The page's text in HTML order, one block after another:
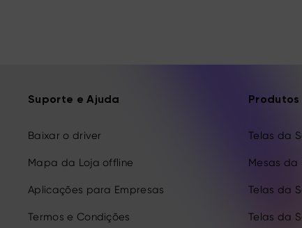
Suporte e Ajuda
Baixar o driver
Mapa da Loja offline
Aplicações para Empresas
Termos e Condições
Produtos
Telas da
Mesas da
Telas da
Telas da